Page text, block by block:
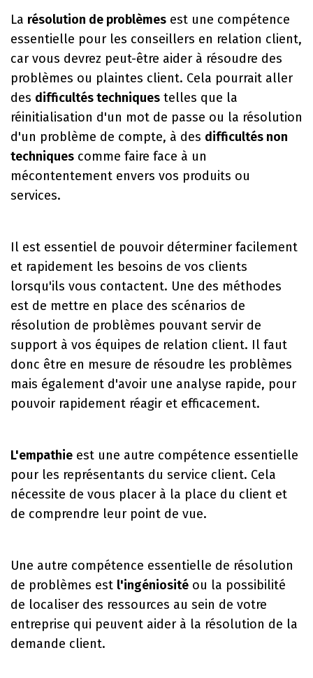
La résolution de problèmes est une compétence
essentielle pour les conseillers en relation client,
car vous devrez peut-être aider à résoudre des
problèmes ou plaintes client. Cela pourrait aller
des difficultés techniques telles que la
réinitialisation d'un mot de passe ou la résolution
d'un problème de compte, à des difficultés non
techniques comme faire face à un
mécontentement envers vos produits ou
services.
Il est essentiel de pouvoir déterminer facilement
et rapidement les besoins de vos clients
lorsqu'ils vous contactent. Une des méthodes
est de mettre en place des scénarios de
résolution de problèmes pouvant servir de
support à vos équipes de relation client. Il faut
donc être en mesure de résoudre les problèmes
mais également d'avoir une analyse rapide, pour
pouvoir rapidement réagir et efficacement.
L'empathie est une autre compétence essentielle
pour les représentants du service client. Cela
nécessite de vous placer à la place du client et
de comprendre leur point de vue.
Une autre compétence essentielle de résolution
de problèmes est l'ingéniosité ou la possibilité
de localiser des ressources au sein de votre
entreprise qui peuvent aider à la résolution de la
demande client.